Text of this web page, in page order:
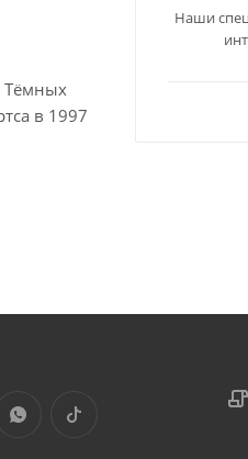
Тёмных
в 1997
Наши